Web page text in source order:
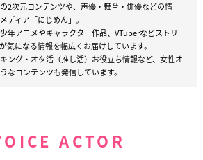
2次元コンテンツや、声優・舞台・俳優などの情
ディア「にじめん」。
年アニメやキャラクター作品、VTuberなどストリー
気になる情報を幅広くお届けしています。
ング・オタ活（推し活）お役立ち情報など、女性オ
なコンテンツも発信しています。
ACTOR